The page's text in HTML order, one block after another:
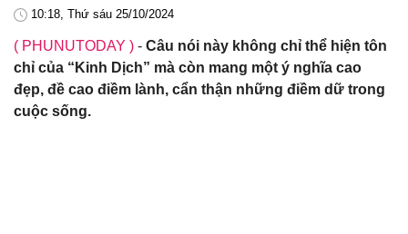
10:18, Thứ sáu 25/10/2024
( PHUNUTODAY ) - Câu nói này không chỉ thể hiện tôn
chỉ của “Kinh Dịch” mà còn mang một ý nghĩa cao
đẹp, đề cao điềm lành, cẩn thận những điềm dữ trong
cuộc sống.